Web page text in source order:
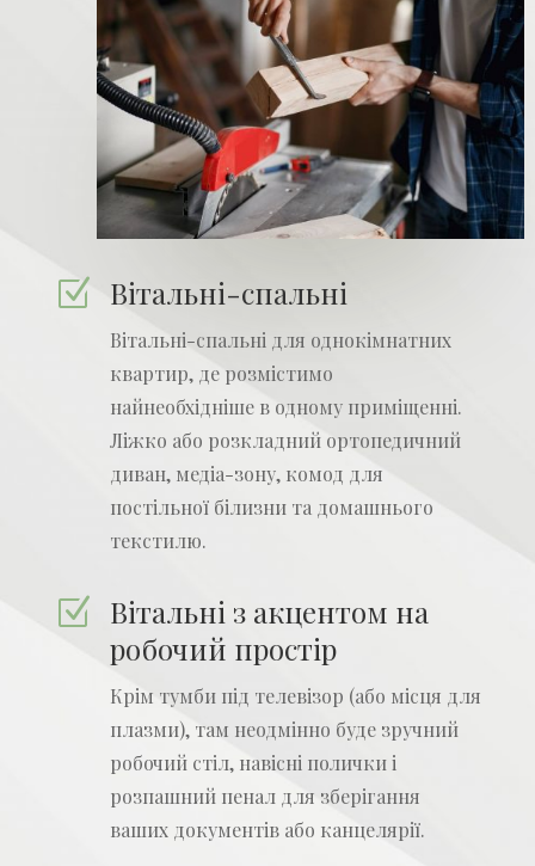
Z Вітальні-спальні
Вітальні-спальні для однокімнатних
квартир, де розмістимо
найнеобхідніше в одному приміщенні.
Ліжко або розкладний ортопедичний
диван, медіа-зону, комод для
постільної білизни та домашнього
текстилю.
Z Вітальні з акцентом на
робочий простір
Крім тумби під телевізор (або місця для
плазми), там неодмінно буде зручний
робочий стіл, навісні полички і
розпашний пенал для зберігання
ваших документів або канцелярії.